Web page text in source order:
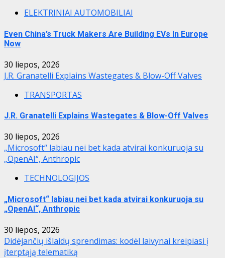
ELEKTRINIAI AUTOMOBILIAI
Even China’s Truck Makers Are Building EVs In Europe
Now
30 liepos, 2026
J.R. Granatelli Explains Wastegates & Blow-Off Valves
TRANSPORTAS
J.R. Granatelli Explains Wastegates & Blow-Off Valves
30 liepos, 2026
„Microsoft“ labiau nei bet kada atvirai konkuruoja su
„OpenAI“, Anthropic
TECHNOLOGIJOS
„Microsoft“ labiau nei bet kada atvirai konkuruoja su
„OpenAI“, Anthropic
30 liepos, 2026
Didėjančių išlaidų sprendimas: kodėl laivynai kreipiasi į
įterptąją telematiką